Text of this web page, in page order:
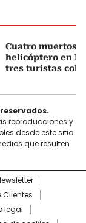
Cuatro muertos
helicóptero en
tres turistas
reservados.
reproducciones y
desde este sitio
que resulten
Clientes
legal